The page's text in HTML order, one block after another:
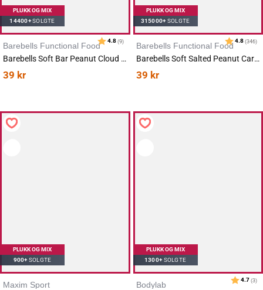
PLUKK OG MIX
14400+SOLGTE
Barebells Functional Food
Barebells Soft Bar Peanut Cloud 55g
39 kr
PLUKK OG MIX
315000+SOLGTE
Barebells Functional Food
Barebells Soft Salted Peanut Caramel 55g
39 kr
PLUKK OG MIX
900+SOLGTE
Maxim Sport
PLUKK OG MIX
1300+SOLGTE
Bodylab